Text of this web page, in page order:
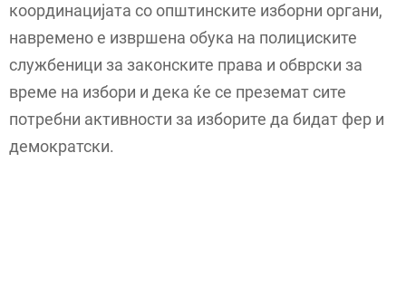
координацијата со општинските изборни органи,
навремено е извршена обука на полициските
службеници за законските права и обврски за
време на избори и дека ќе се преземат сите
потребни активности за изборите да бидат фер и
демократски.